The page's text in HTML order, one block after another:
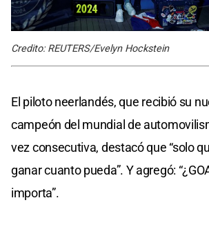
Credito: REUTERS/Evelyn Hockstein
El piloto neerlandés, que recibió su
campeón del mundial de
vez consecutiva, destacó que “solo
ganar cuanto pueda”. Y agregó:
importa”.